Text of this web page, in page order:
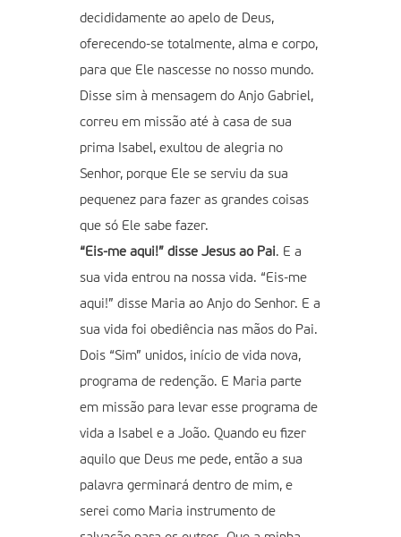
decididamente ao apelo de Deus,
oferecendo-se totalmente, alma e corpo,
para que Ele nascesse no nosso mundo.
Disse sim à mensagem do Anjo Gabriel,
correu em missão até à casa de sua
prima Isabel, exultou de alegria no
Senhor, porque Ele se serviu da sua
pequenez para fazer as grandes coisas
que só Ele sabe fazer.
“Eis-me aqui!” disse Jesus ao Pai. E a
sua vida entrou na nossa vida. “Eis-me
aqui!” disse Maria ao Anjo do Senhor. E a
sua vida foi obediência nas mãos do Pai.
Dois “Sim” unidos, início de vida nova,
programa de redenção. E Maria parte
em missão para levar esse programa de
vida a Isabel e a João. Quando eu fizer
aquilo que Deus me pede, então a sua
palavra germinará dentro de mim, e
serei como Maria instrumento de